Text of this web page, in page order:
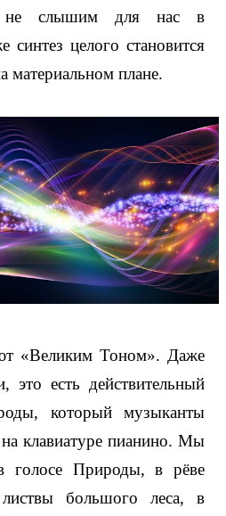
слышим для нас в
синтез целого становится
плане.
«Великим Тоном». Даже
это есть действительный
который музыканты
клавиатуре пианино. Мы
голосе Природы, в рёве
большого леса, в